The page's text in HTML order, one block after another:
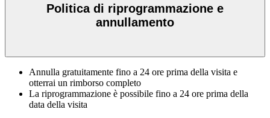
Politica di riprogrammazione e
annullamento
Annulla gratuitamente fino a 24 ore prima della visita e
otterrai un rimborso completo
La riprogrammazione è possibile fino a 24 ore prima della
data della visita